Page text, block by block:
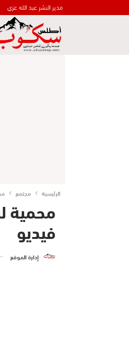
مدير النشر عبد الله عزي
الرئيسية مجتمع
محمية
فيديو
إدارة الموقع